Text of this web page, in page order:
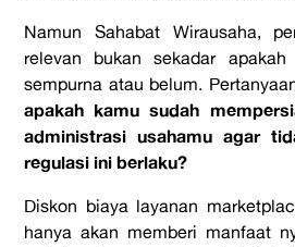
Namun Sahabat Wirausaha,
relevan bukan sekadar
sempurna atau belum.
apakah kamu sudah
administrasi usahamu agar
regulasi ini berlaku?
Diskon biaya layanan
hanya akan memberi manfaat